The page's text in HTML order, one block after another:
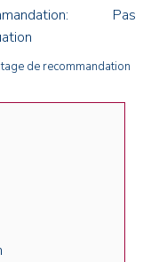
Pas
de recommandation